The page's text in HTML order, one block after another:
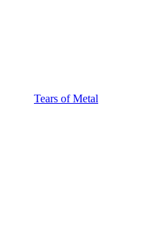
Tears of Metal